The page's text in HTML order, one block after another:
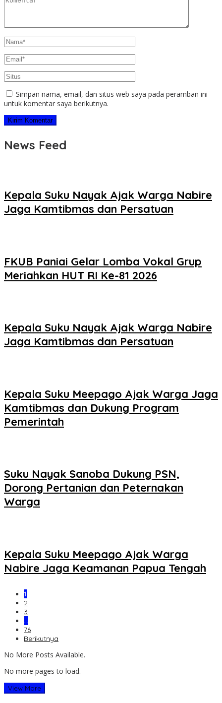
Simpan nama, email, dan situs web saya pada peramban ini
untuk komentar saya berikutnya.
News Feed
Kepala Suku Nayak Ajak Warga Nabire
Jaga Kamtibmas dan Persatuan
FKUB Paniai Gelar Lomba Vokal Grup
Meriahkan HUT RI Ke-81 2026
Kepala Suku Nayak Ajak Warga Nabire
Jaga Kamtibmas dan Persatuan
Kepala Suku Meepago Ajak Warga Jaga
Kamtibmas dan Dukung Program
Pemerintah
Suku Nayak Sanoba Dukung PSN,
Dorong Pertanian dan Peternakan
Warga
Kepala Suku Meepago Ajak Warga
Nabire Jaga Keamanan Papua Tengah
1
2
3
…
76
Berikutnya
No More Posts Available.
No more pages to load.
View More